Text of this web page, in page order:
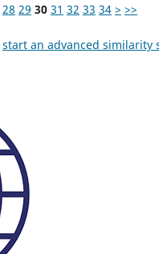
28 29 30 31 32 33 34 > >>
start an advanced similarity